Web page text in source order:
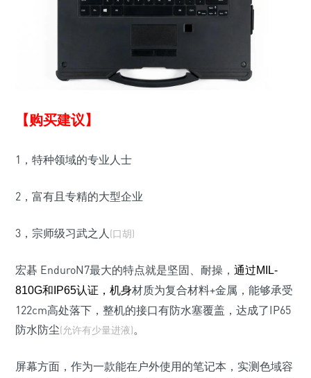
【购买建议】
1，特种领域的专业人士
2，富有且专精的大型企业
3，宗师级习武之人(口胡)
宏碁 EnduroN7最大的特点就是坚固、耐操， 通过MIL-
810G和IP65认证，机身材质为复合材料+金属，能够承受
122cm高处落下，整机的接口有防水塞覆盖，达成了IP65
防水防尘(允许有少量进液)。
屏幕方面，作为一款能在户外使用的笔记本，实测色域容